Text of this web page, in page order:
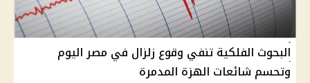
البحوث الفلكية تنفي وقوع زلزال في مصر اليوم
وتحسم شائعات الهزة المدمرة